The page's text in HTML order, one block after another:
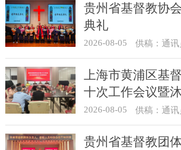
贵州省基督教协
典礼
2026-08-05
上海市黄浦区基
十次工作会议暨
七月份联席会议
2026-08-05
贵州省基督教团